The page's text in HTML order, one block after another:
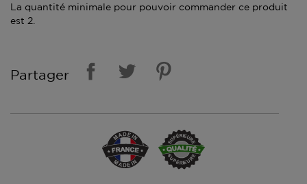
La quantité minimale pour pouvoir commander ce produit
est 2.
Partager